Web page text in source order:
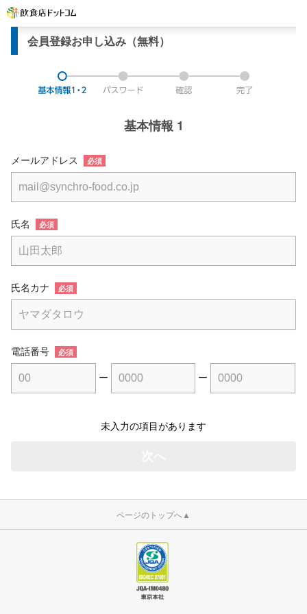
会員登録お申し込み（無料）
基本情報 1
メールアドレス 必須
氏名 必須
氏名カナ 必須
電話番号 必須
ー ー
未入力の項目があります
ページのトップへ▲